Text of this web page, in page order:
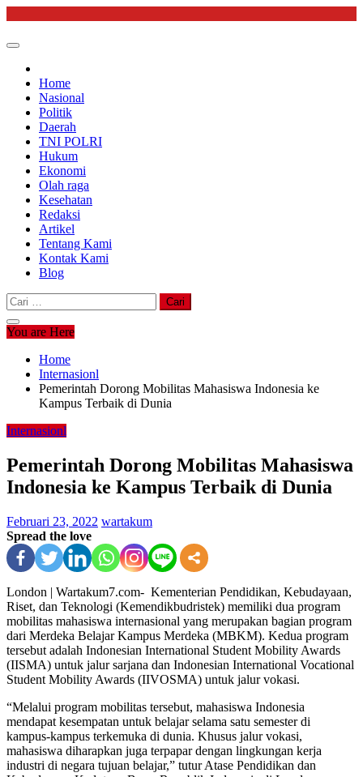
content
Home
Nasional
Politik
Daerah
TNI POLRI
Hukum
Ekonomi
Olah raga
Kesehatan
Redaksi
Artikel
Tentang Kami
Kontak Kami
Blog
Cari
untuk:
You are Here
Home
Internasionl
Pemerintah Dorong Mobilitas Mahasiswa Indonesia ke
Kampus Terbaik di Dunia
Internasionl
Pemerintah Dorong Mobilitas Mahasiswa
Indonesia ke Kampus Terbaik di Dunia
Februari 23, 2022 wartakum
Spread the love
London | Wartakum7.com- Kementerian Pendidikan, Kebudayaan,
Riset, dan Teknologi (Kemendikbudristek) memiliki dua program
mobilitas mahasiswa internasional yang merupakan bagian program
dari Merdeka Belajar Kampus Merdeka (MBKM). Kedua program
tersebut adalah Indonesian International Student Mobility Awards
(IISMA) untuk jalur sarjana dan Indonesian International Vocational
Student Mobility Awards (IIVOSMA) untuk jalur vokasi.
“Melalui program mobilitas tersebut, mahasiswa Indonesia
mendapat kesempatan untuk belajar selama satu semester di
kampus-kampus terkemuka di dunia. Khusus jalur vokasi,
mahasiswa diharapkan juga terpapar dengan lingkungan kerja
industri di negara tujuan belajar,” tutur Atase Pendidikan dan